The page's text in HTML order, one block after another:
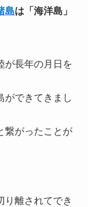
島は「海洋島」
が長年の月日を
ができてきまし
繋がったことが
り離されてでき